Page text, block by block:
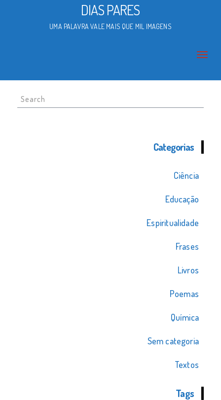
DIAS PARES
UMA PALAVRA VALE MAIS QUE MIL IMAGENS
Search
for:
Categorias
Ciência
Educação
Espiritualidade
Frases
Livros
Poemas
Química
Sem categoria
Textos
Tags